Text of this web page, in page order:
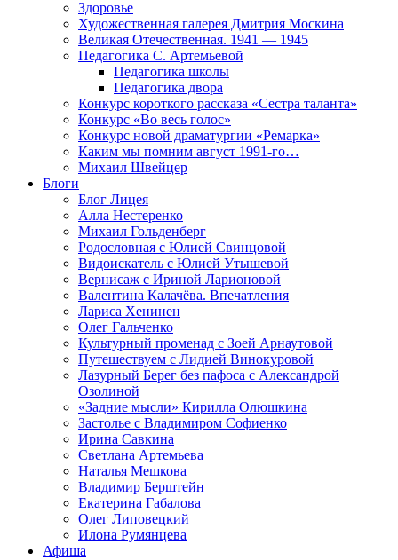
Здоровье
Художественная галерея Дмитрия Москина
Великая Отечественная. 1941 — 1945
Педагогика С. Артемьевой
Педагогика школы
Педагогика двора
Конкурс короткого рассказа «Сестра таланта»
Конкурс «Во весь голос»
Конкурс новой драматургии «Ремарка»
Каким мы помним август 1991-го…
Михаил Швейцер
Блоги
Блог Лицея
Алла Нестеренко
Михаил Гольденберг
Родословная с Юлией Свинцовой
Видоискатель с Юлией Утышевой
Вернисаж с Ириной Ларионовой
Валентина Калачёва. Впечатления
Лариса Хенинен
Олег Гальченко
Культурный променад с Зоей Арнаутовой
Путешествуем с Лидией Винокуровой
Лазурный Берег без пафоса с Александрой
Озолиной
«Задние мысли» Кирилла Олюшкина
Застолье с Владимиром Софиенко
Ирина Савкина
Светлана Артемьева
Наталья Мешкова
Владимир Берштейн
Екатерина Габалова
Олег Липовецкий
Илона Румянцева
Афиша